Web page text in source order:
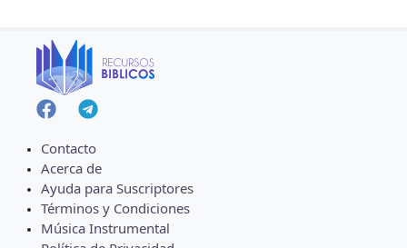
Contacto
Acerca de
Ayuda para Suscriptores
Términos y Condiciones
Música Instrumental